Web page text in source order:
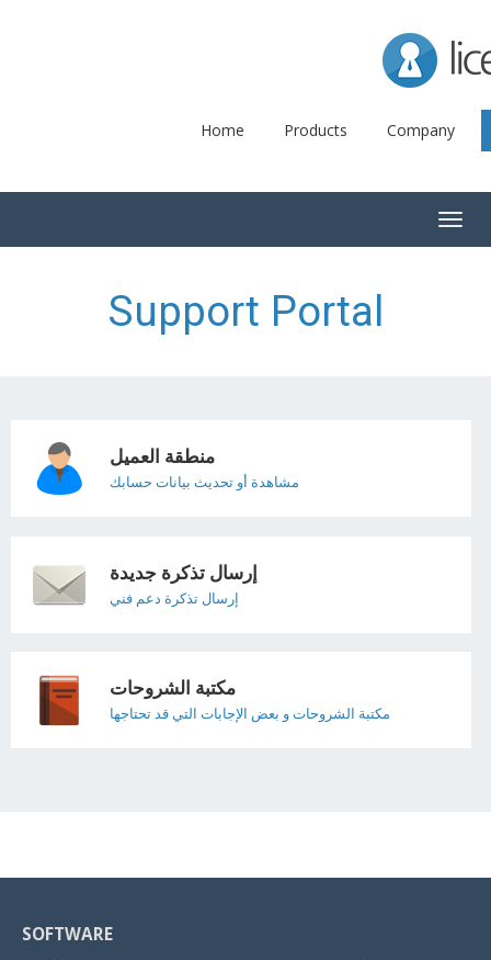
Home Products Company
Support Portal
منطقة العميل
مشاهدة أو تحديث بيانات حسابك
إرسال تذكرة جديدة
إرسال تذكرة دعم فني
مكتبة الشروحات
مكتبة الشروحات و بعض الإجابات التي قد تحتاجها
SOFTWARE